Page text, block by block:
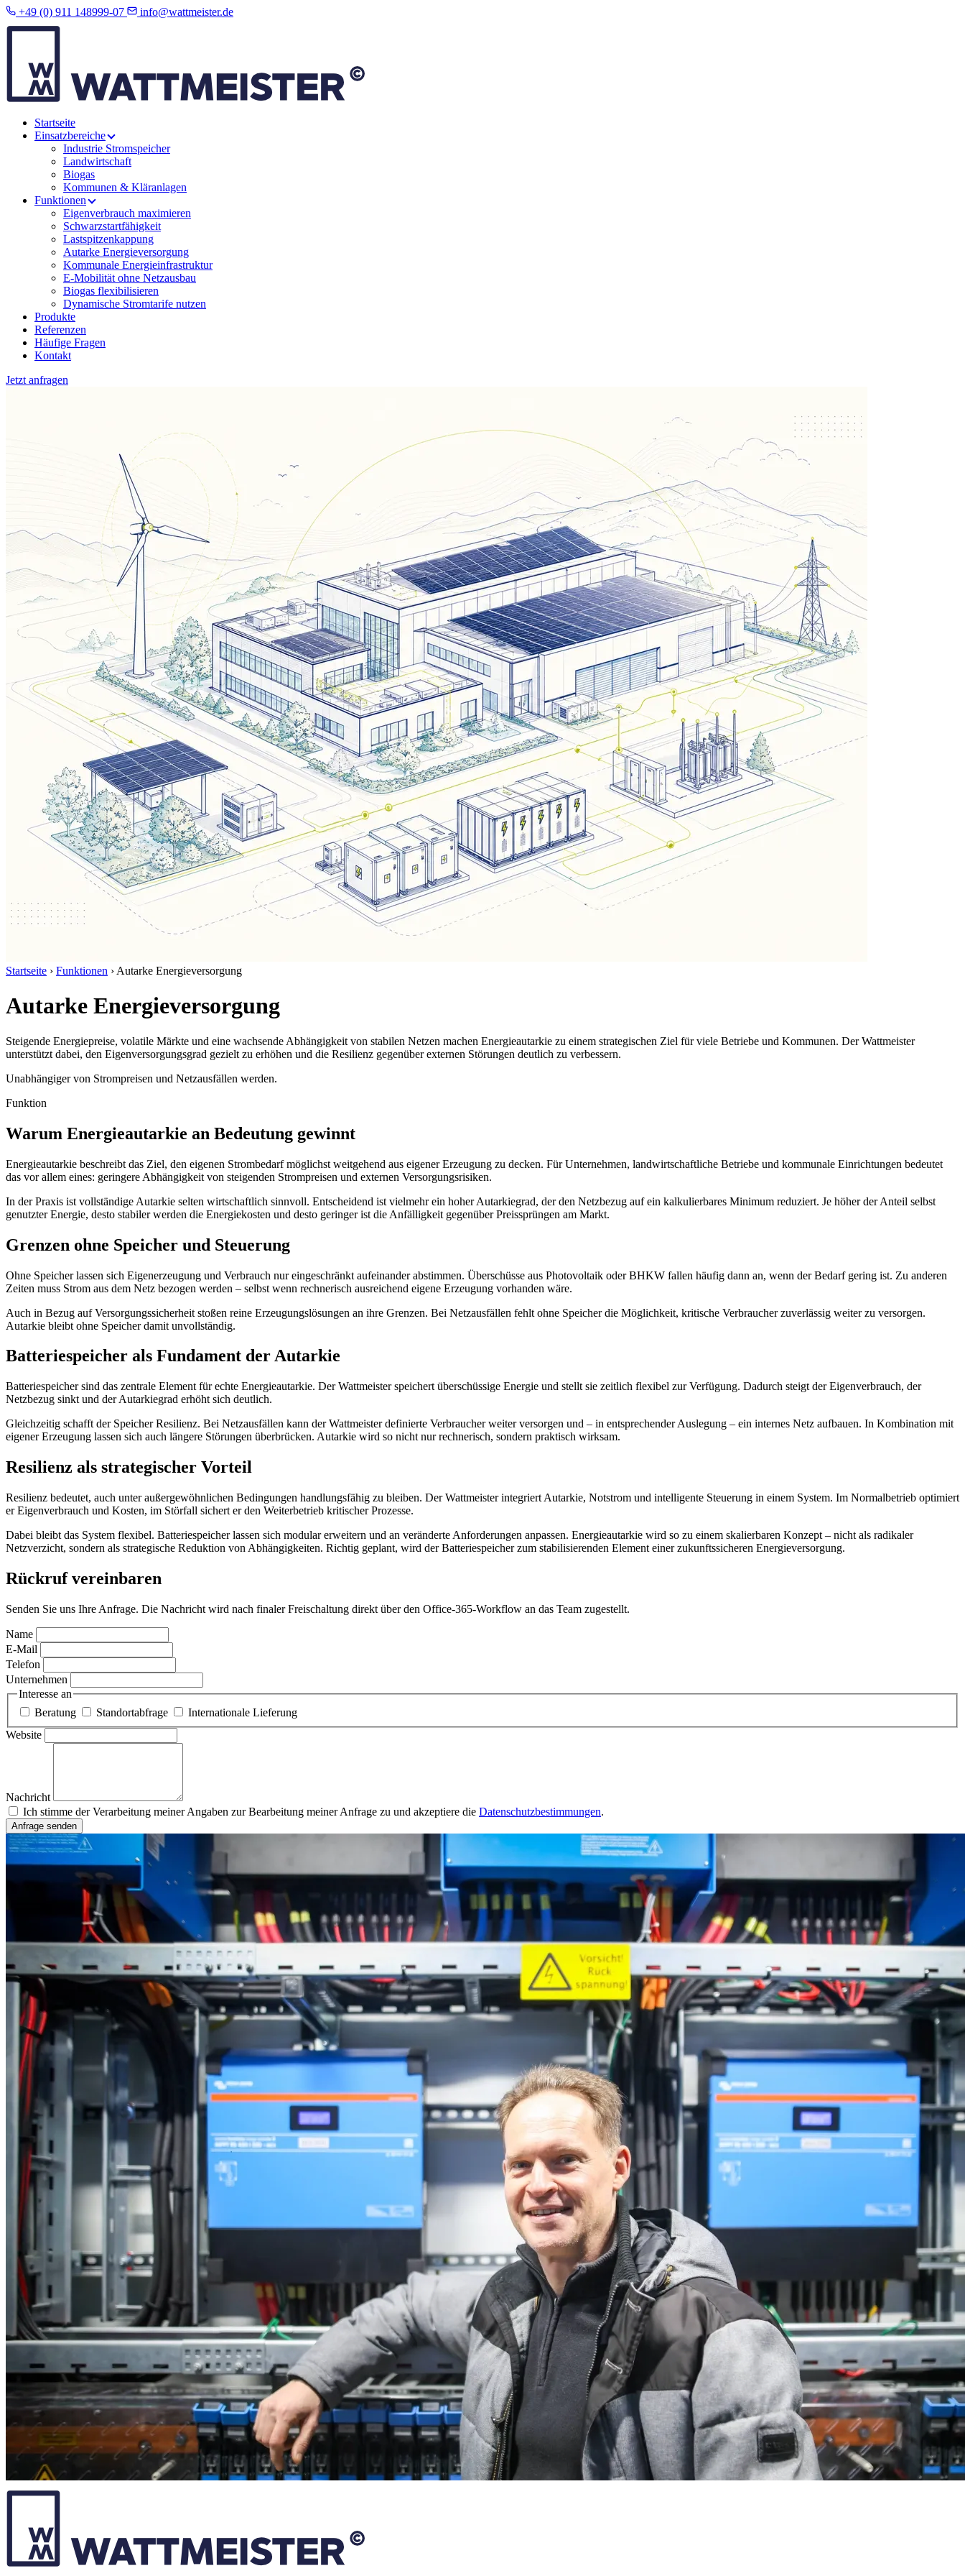
+49 (0) 911 148999-07 info@wattmeister.de
Startseite
Einsatzbereiche
Industrie Stromspeicher
Landwirtschaft
Biogas
Kommunen & Kläranlagen
Funktionen
Eigenverbrauch maximieren
Schwarzstartfähigkeit
Lastspitzenkappung
Autarke Energieversorgung
Kommunale Energieinfrastruktur
E-Mobilität ohne Netzausbau
Biogas flexibilisieren
Dynamische Stromtarife nutzen
Produkte
Referenzen
Häufige Fragen
Kontakt
Jetzt anfragen
Startseite › Funktionen › Autarke Energieversorgung
Autarke Energieversorgung
Steigende Energiepreise, volatile Märkte und eine wachsende Abhängigkeit von stabilen Netzen machen Energieautarkie zu einem strategischen Ziel für viele Betriebe und Kommunen. Der Wattmeister
unterstützt dabei, den Eigenversorgungsgrad gezielt zu erhöhen und die Resilienz gegenüber externen Störungen deutlich zu verbessern.
Unabhängiger von Strompreisen und Netzausfällen werden.
Funktion
Warum Energieautarkie an Bedeutung gewinnt
Energieautarkie beschreibt das Ziel, den eigenen Strombedarf möglichst weitgehend aus eigener Erzeugung zu decken. Für Unternehmen, landwirtschaftliche Betriebe und kommunale Einrichtungen bedeutet
das vor allem eines: geringere Abhängigkeit von steigenden Strompreisen und externen Versorgungsrisiken.
In der Praxis ist vollständige Autarkie selten wirtschaftlich sinnvoll. Entscheidend ist vielmehr ein hoher Autarkiegrad, der den Netzbezug auf ein kalkulierbares Minimum reduziert. Je höher der Anteil selbst
genutzter Energie, desto stabiler werden die Energiekosten und desto geringer ist die Anfälligkeit gegenüber Preissprüngen am Markt.
Grenzen ohne Speicher und Steuerung
Ohne Speicher lassen sich Eigen­erzeugung und Verbrauch nur eingeschränkt aufeinander abstimmen. Überschüsse aus Photovoltaik oder BHKW fallen häufig dann an, wenn der Bedarf gering ist. Zu anderen
Zeiten muss Strom aus dem Netz bezogen werden – selbst wenn rechnerisch ausreichend eigene Erzeugung vorhanden wäre.
Auch in Bezug auf Versorgungssicherheit stoßen reine Erzeugungslösungen an ihre Grenzen. Bei Netzausfällen fehlt ohne Speicher die Möglichkeit, kritische Verbraucher zuverlässig weiter zu versorgen.
Autarkie bleibt ohne Speicher damit unvollständig.
Batteriespeicher als Fundament der Autarkie
Batteriespeicher sind das zentrale Element für echte Energieautarkie. Der Wattmeister speichert überschüssige Energie und stellt sie zeitlich flexibel zur Verfügung. Dadurch steigt der Eigenverbrauch, der
Netzbezug sinkt und der Autarkiegrad erhöht sich deutlich.
Gleichzeitig schafft der Speicher Resilienz. Bei Netzausfällen kann der Wattmeister definierte Verbraucher weiter versorgen und – in entsprechender Auslegung – ein internes Netz aufbauen. In Kombination mit
eigener Erzeugung lassen sich auch längere Störungen überbrücken. Autarkie wird so nicht nur rechnerisch, sondern praktisch wirksam.
Resilienz als strategischer Vorteil
Resilienz bedeutet, auch unter außergewöhnlichen Bedingungen handlungsfähig zu bleiben. Der Wattmeister integriert Autarkie, Notstrom und intelligente Steuerung in einem System. Im Normalbetrieb optimiert
er Eigenverbrauch und Kosten, im Störfall sichert er den Weiterbetrieb kritischer Prozesse.
Dabei bleibt das System flexibel. Batteriespeicher lassen sich modular erweitern und an veränderte Anforderungen anpassen. Energieautarkie wird so zu einem skalierbaren Konzept – nicht als radikaler
Netzverzicht, sondern als strategische Reduktion von Abhängigkeiten. Richtig geplant, wird der Batteriespeicher zum stabilisierenden Element einer zukunftssicheren Energieversorgung.
Rückruf vereinbaren
Senden Sie uns Ihre Anfrage. Die Nachricht wird nach finaler Freischaltung direkt über den Office-365-Workflow an das Team zugestellt.
Name
E-Mail
Telefon
Unternehmen
Interesse an
Beratung
Standortabfrage
Internationale Lieferung
Website
Nachricht
Ich stimme der Verarbeitung meiner Angaben zur Bearbeitung meiner Anfrage zu und akzeptiere die Datenschutzbestimmungen.
Anfrage senden